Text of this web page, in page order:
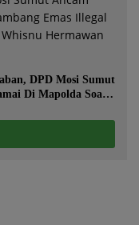
DPD Mosi Sumut
Di Mapolda Soal
Hermawan